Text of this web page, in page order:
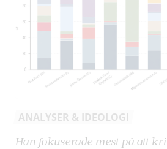
ANALYSER & IDEOLOGI
Han fokuserade mest på att